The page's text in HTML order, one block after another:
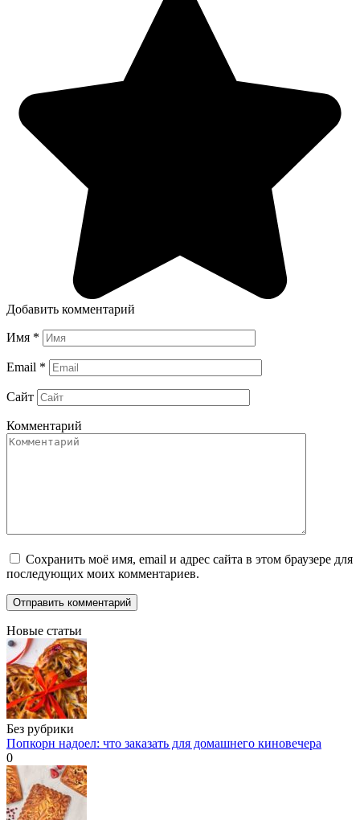
Добавить комментарий
Имя *
Email *
Сайт
Комментарий
Сохранить моё имя, email и адрес сайта в этом браузере для
последующих моих комментариев.
Новые статьи
Без рубрики
Попкорн надоел: что заказать для домашнего киновечера
0